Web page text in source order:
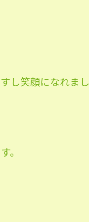
し笑顔になれまし
。